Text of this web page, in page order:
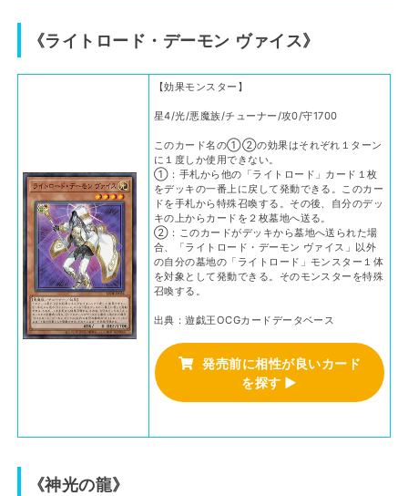
《ライトロード・デーモン ヴァイス》
【効果モンスター】
星4/光/悪魔族/チューナー/攻0/守1700
このカード名の①②の効果はそれぞれ１ターン
に１度しか使用できない。
①：手札から他の「ライトロード」カード１枚
をデッキの一番上に戻して発動できる。このカー
ドを手札から特殊召喚する。その後、自分のデッ
キの上からカードを２枚墓地へ送る。
②：このカードがデッキから墓地へ送られた場
合、「ライトロード・デーモン ヴァイス」以外
の自分の墓地の「ライトロード」モンスター１体
を対象として発動できる。そのモンスターを特殊
召喚する。
出典：遊戯王OCGカードデータベース
発売前に相性が良いカード
を探す ▶
《神光の龍》